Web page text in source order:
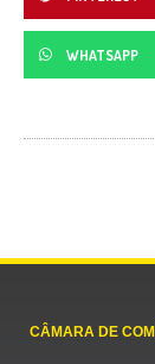
WHATSAPP
CÂMARA DE